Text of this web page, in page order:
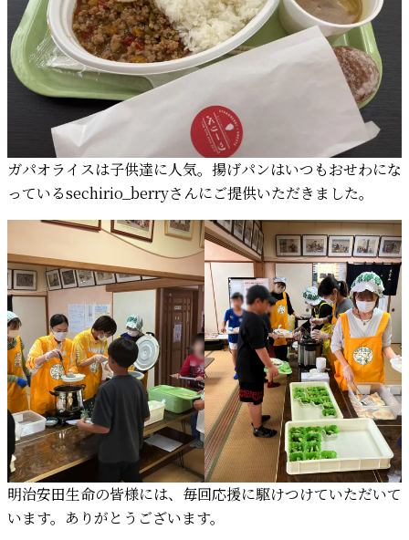
ガパオライスは子供達に人気。揚げパンはいつもおせわにな
っているsechirio_berryさんにご提供いただきました。
明治安田生命の皆様には、毎回応援に駆けつけていただいて
います。ありがとうございます。